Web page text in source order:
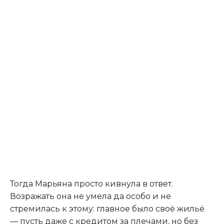
Тогда Марьяна просто кивнула в ответ.
Возражать она не умела да особо и не
стремилась к этому: главное было своё жильё
— пусть даже с кредитом за плечами, но без